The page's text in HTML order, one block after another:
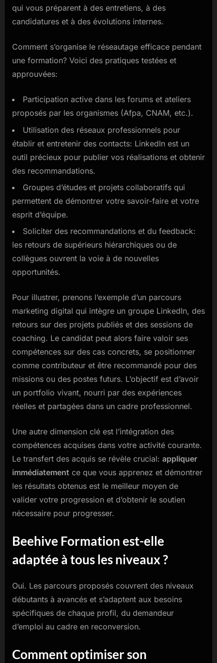
qui vous préparent à des entretiens, à des
candidatures et à des évolutions internes.
Comment s’organise le réseautage efficace pendant
une formation? Voici des pratiques testées et
approuvées:
Participation active dans les forums et ateliers
proposés par les organismes (Afpa, CNAM, etc.).
Utilisation des réseaux professionnels pour
établir et entretenir des contacts: LinkedIn est un
outil précieux pour publier vos réalisations et obtenir
des recommandations.
Groupes d’études et projets collaboratifs qui
permettent de démontrer votre savoir-faire et votre
esprit d’équipe.
Soliciter des recommandations et du feedback:
les retours de supérieurs hiérarchiques ou de
collègues ouvrent la voie à de nouvelles
opportunités.
Pour illustrer, prenons l’exemple d’un parcours
marketing digital qui intègre un groupe LinkedIn, des
retours sur des projets publiés et des sessions de
coaching. Le candidat peut alors faire valoir ses
compétences sur des cas concrets, se positionner
comme contributeur et être recommandé pour des
missions ou des postes futurs. L’objectif est d’avoir
un portfolio vivant, nourri par des expériences
réelles et partagées dans un cadre professionnel.
Une autre dimension clé est l’intégration des
compétences acquises dans votre activité courante.
Le transfert des acquis se révèle crucial: appliquer
immédiatement ce que vous apprenez et démontrer
les résultats obtenus est le meilleur moyen de
valider votre progression et d’obtenir le soutien
nécessaire pour progresser.
Beehive Formation est-elle
adaptée à tous les niveaux ?
Oui. Les parcours proposés couvrent des niveaux
débutants à avancés et s’adaptent aux besoins
spécifiques de chaque profil, du demandeur
d’emploi au cadre en reconversion.
Comment optimiser son